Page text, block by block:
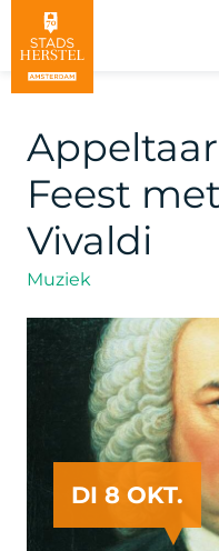
Feest
Vivaldi
Muziek
DI 8 OKT.